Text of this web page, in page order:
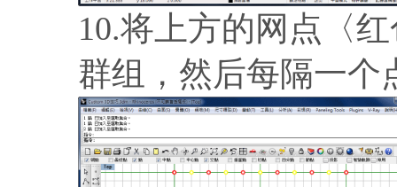
10.将上方的网点〈
群组，然后每隔一个